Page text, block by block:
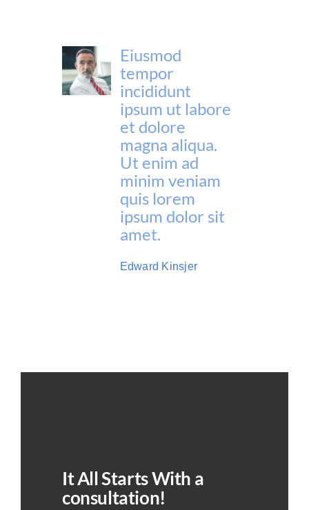
Eiusmod
tempor
incididunt
ipsum ut labore
et dolore
magna aliqua.
Ut enim ad
minim veniam
quis lorem
ipsum dolor sit
amet.
Edward Kinsjer
It All Starts With a
consultation!